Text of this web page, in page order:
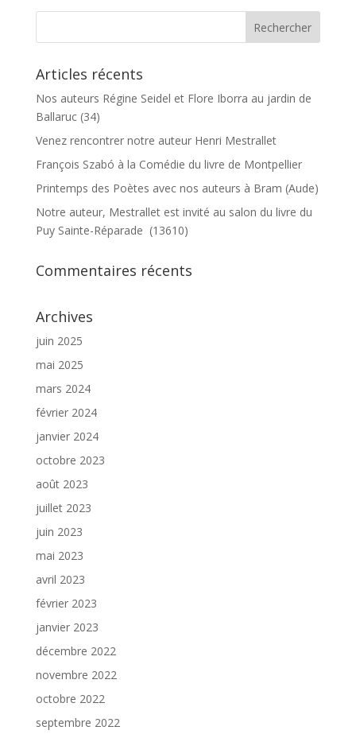
Articles récents
Nos auteurs Régine Seidel et Flore Iborra au jardin de
Ballaruc (34)
Venez rencontrer notre auteur Henri Mestrallet
François Szabó à la Comédie du livre de Montpellier
Printemps des Poètes avec nos auteurs à Bram (Aude)
Notre auteur, Mestrallet est invité au salon du livre du
Puy Sainte-Réparade (13610)
Commentaires récents
Archives
juin 2025
mai 2025
mars 2024
février 2024
janvier 2024
octobre 2023
août 2023
juillet 2023
juin 2023
mai 2023
avril 2023
février 2023
janvier 2023
décembre 2022
novembre 2022
octobre 2022
septembre 2022